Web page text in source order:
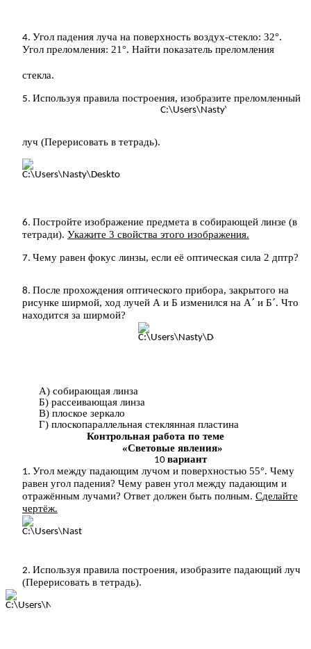
Угол падения луча на поверхность воздух-стекло: 32°.
Угол преломления: 21°. Найти показатель преломления
стекла.
Используя правила построения, изобразите преломленный
луч (Перерисовать в тетрадь).
Постройте изображение предмета в собирающей линзе (в
тетради). Укажите 3 свойства этого изображения.
Чему равен фокус линзы, если её оптическая сила 2 дптр?
После прохождения оптического прибора, закрытого на
рисунке ширмой, ход лучей А и Б изменился на А´ и Б´. Что
находится за ширмой?
А) собирающая линза
Б) рассеивающая линза
В) плоское зеркало
Г) плоскопараллельная стеклянная пластина
Контрольная работа по теме
«Световые явления»
вариант
Угол между падающим лучом и поверхностью 55°. Чему
равен угол падения? Чему равен угол между падающим и
отражённым лучами? Ответ должен быть полным. Сделайте
чертёж.
Используя правила построения, изобразите падающий луч
(Перерисовать в тетрадь).